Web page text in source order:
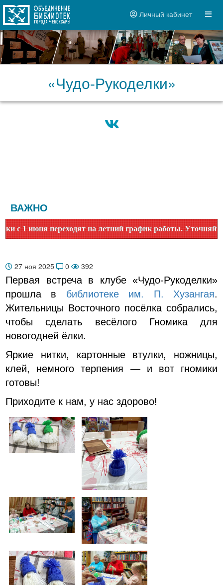
Личный кабинет
«Чудо-Рукоделки»
ВАЖНО
1 июня переходят на летний график работы. Уточняйте
27 ноя 2025 0 392
Первая встреча в клубе «Чудо-Рукоделки»
прошла в библиотеке им. П. Хузангая.
Жительницы Восточного посёлка собрались,
чтобы сделать весёлого Гномика для
новогодней ёлки.
Яркие нитки, картонные втулки, ножницы,
клей, немного терпения — и вот гномики
готовы!
Приходите к нам, у нас здорово!